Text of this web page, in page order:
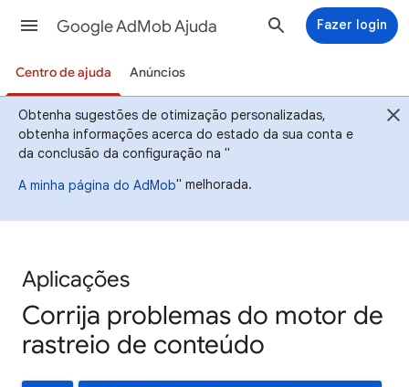
Google AdMob Ajuda Fazer login
Centro de ajuda Anúncios
Obtenha sugestões de otimização personalizadas,
obtenha informações acerca do estado da sua conta e
da conclusão da configuração na "
A minha página do AdMob" melhorada.
Aplicações
Corrija problemas do motor de
rastreio de conteúdo